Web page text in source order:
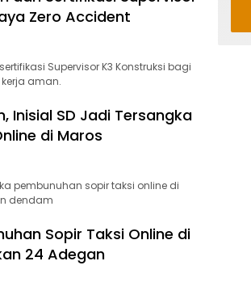
Zero Accident
Supervisor K3 Konstruksi bagi
aman.
Inisial SD Jadi Tersangka
di Maros
pembunuhan sopir taksi online di
dendam
Sopir Taksi Online di
24 Adegan